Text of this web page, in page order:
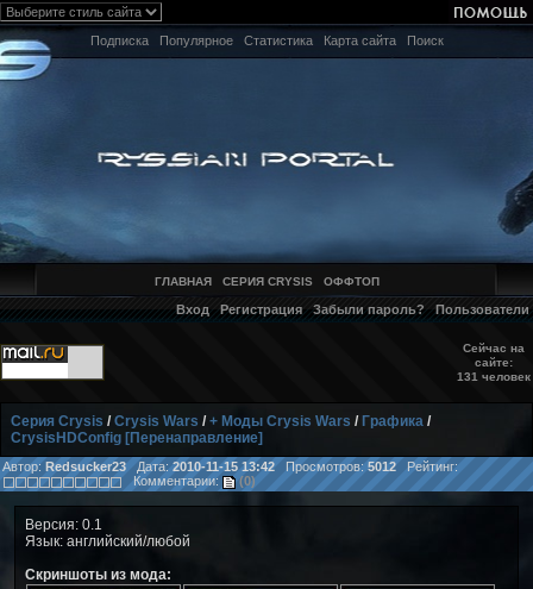
Подписка Популярное Статистика Карта сайта Поиск
ГЛАВНАЯ СЕРИЯ CRYSIS ОФФТОП
Вход Регистрация Забыли пароль? Пользователи
Сейчас на
сайте:
131 человек
Серия Crysis /Crysis Wars /+ Моды Crysis Wars / Графика /
CrysisHDConfig [Перенаправление]
Автор: Redsucker23Дата:2010-11-15 13:42Просмотров:5012Рейтинг:
Комментарии:
(0)
Версия: 0.1
Язык: английский/любой
Скриншоты из мода: